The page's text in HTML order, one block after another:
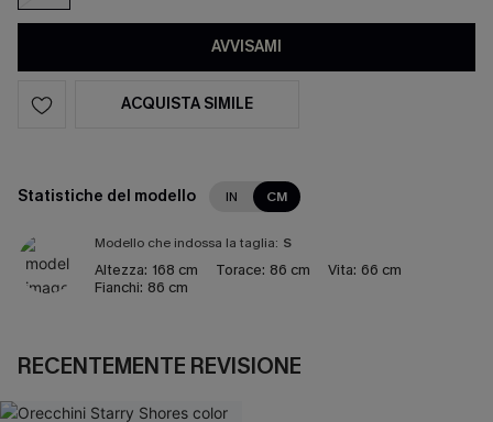
AVVISAMI
ACQUISTA SIMILE
Statistiche del modello IN CM
Modello che indossa la taglia: S
Altezza: 168 cm Torace: 86 cm Vita: 66 cm
Fianchi: 86 cm
RECENTEMENTE REVISIONE